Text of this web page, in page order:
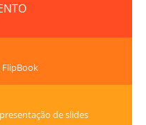
de slides